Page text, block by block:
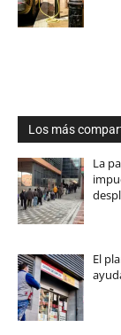
Los más
La
El